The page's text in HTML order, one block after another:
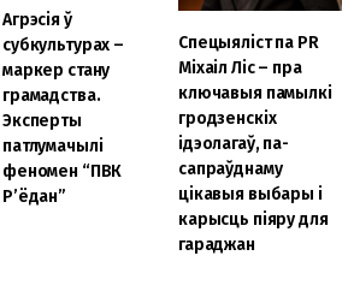
Агрэсія ў
субкультурах –
маркер стану
грамадства.
Эксперты
патлумачылі
феномен “ПВК
Р’ёдан”
Спецыяліст па PR
Міхаіл Ліс – пра
ключавыя памылкі
гродзенскіх
ідэолагаў, па-
сапраўднаму
цікавыя выбары і
карысць піяру для
гараджан